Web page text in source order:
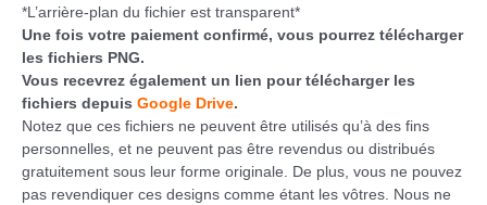
*L’arrière-plan du fichier est transparent*
Une fois votre paiement confirmé, vous pourrez télécharger
les fichiers PNG.
Vous recevrez également un lien pour télécharger les
fichiers depuis Google Drive.
Notez que ces fichiers ne peuvent être utilisés qu’à des fins
personnelles, et ne peuvent pas être revendus ou distribués
gratuitement sous leur forme originale. De plus, vous ne pouvez
pas revendiquer ces designs comme étant les vôtres. Nous ne